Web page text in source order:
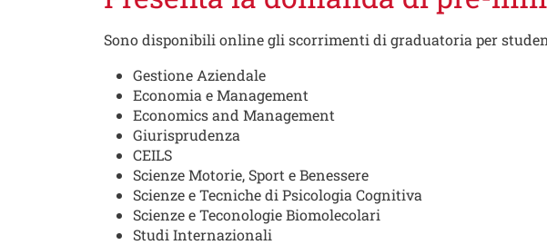
Sono disponibili online gli scorrimenti di graduatoria per
Gestione Aziendale
Economia e Management
Economics and Management
Giurisprudenza
CEILS
Scienze Motorie, Sport e Benessere
Scienze e Tecniche di Psicologia Cognitiva
Scienze e Teconologie Biomolecolari
Studi Internazionali